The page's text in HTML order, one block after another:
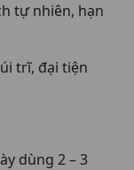
tự nhiên, hạn
trĩ, đại tiện
dùng 2 – 3